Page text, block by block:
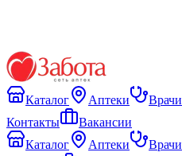
Каталог Аптеки Врачи
Контакты
Вакансии
Каталог
Аптеки Врачи